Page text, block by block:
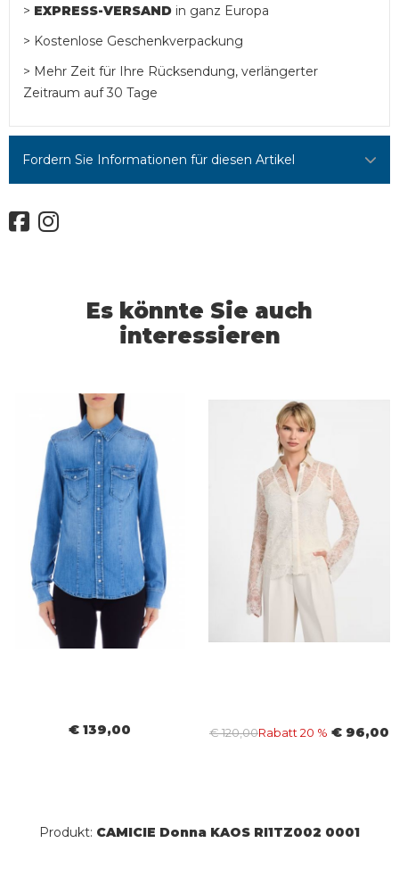
> EXPRESS-VERSAND in ganz Europa
> Kostenlose Geschenkverpackung
> Mehr Zeit für Ihre Rücksendung, verlängerter
Zeitraum auf 30 Tage
Fordern Sie Informationen für diesen Artikel
Es könnte Sie auch
interessieren
€ 139,00 € 120,00Rabatt 20 % € 96,00
Produkt: CAMICIE Donna KAOS RI1TZ002 0001